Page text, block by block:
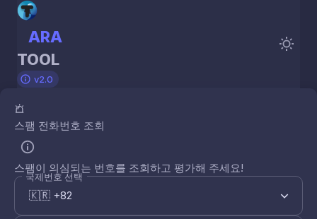
ARA
TOOL
v2.0
스팸 전화번호 조회
스팸이 의심되는 번호를 조회하고 평가해 주세요!
국제번호 선택